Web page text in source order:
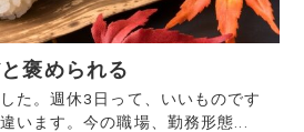
褒められる
た。週休3日って、いいものです
います。今の職場、勤務形態...